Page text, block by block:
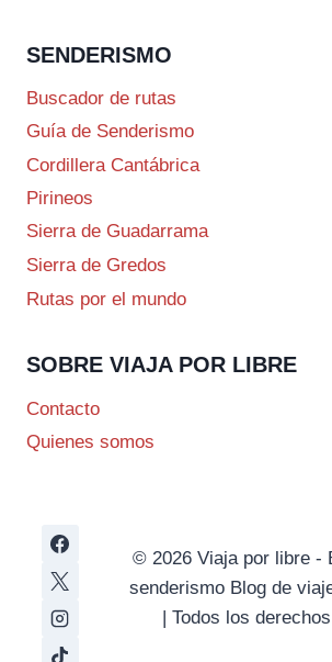
SENDERISMO
Buscador de rutas
Guía de Senderismo
Cordillera Cantábrica
Pirineos
Sierra de Guadarrama
Sierra de Gredos
Rutas por el mundo
SOBRE VIAJA POR LIBRE
Contacto
Quienes somos
© 2026 Viaja por libre -
senderismo Blog de
| Todos los